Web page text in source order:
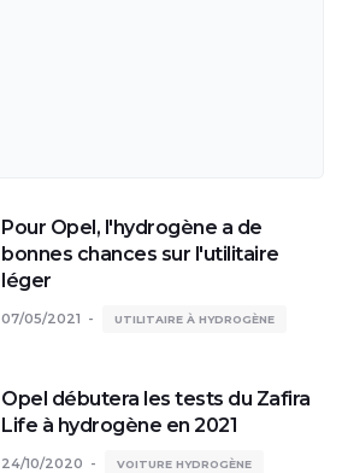
Pour Opel, l'hydrogène a de
bonnes chances sur l'utilitaire
léger
07/05/2021 UTILITAIRE À HYDROGÈNE
Opel débutera les tests du Zafira
Life à hydrogène en 2021
24/10/2020 VOITURE HYDROGÈNE